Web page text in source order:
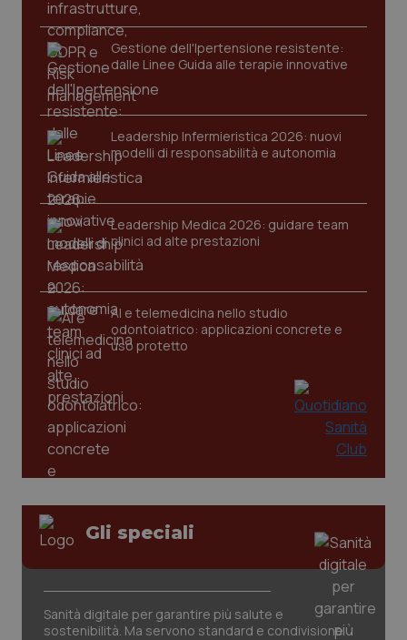
Gestione dell'Ipertensione resistente:
dalle Linee Guida alle terapie innovative
Leadership Infermieristica 2026: nuovi
modelli di responsabilità e autonomia
Leadership Medica 2026: guidare team
clinici ad alte prestazioni
AI e telemedicina nello studio
odontoiatrico: applicazioni concrete e
uso protetto
Gli speciali
Sanità digitale per garantire più salute e
sostenibilità. Ma servono standard e condivisione
CookieScriptConsent
CookieScript
tracking-enable
tracking-sites-ironfish-
www.quotidianosanita.it